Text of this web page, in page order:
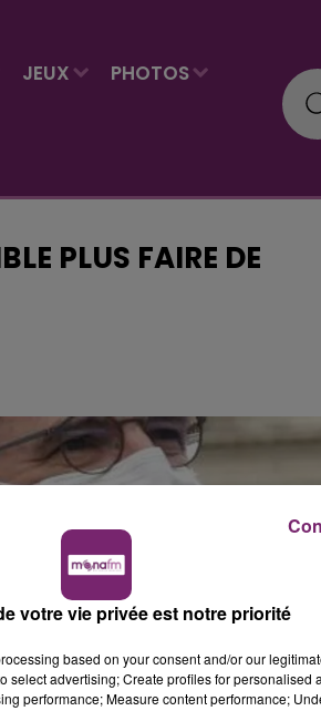
JEUX PHOTOS
PLUS FAIRE DE
votre vie privée est notre priorité
based on your consent and/or our
select advertising; Create profiles for personalised
performance; Measure content performance;